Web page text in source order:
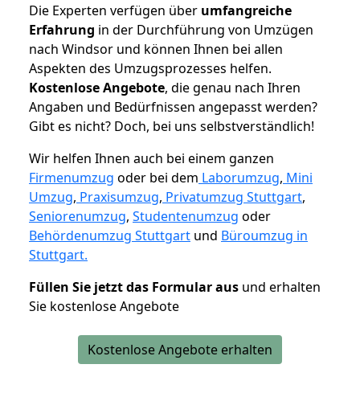
Die Experten verfügen über umfangreiche
Erfahrung in der Durchführung von Umzügen
nach Windsor und können Ihnen bei allen
Aspekten des Umzugsprozesses helfen.
Kostenlose Angebote, die genau nach Ihren
Angaben und Bedürfnissen angepasst werden?
Gibt es nicht? Doch, bei uns selbstverständlich!
Wir helfen Ihnen auch bei einem ganzen
Firmenumzug oder bei dem Laborumzug, Mini
Umzug, Praxisumzug, Privatumzug Stuttgart,
Seniorenumzug, Studentenumzug oder
Behördenumzug Stuttgart und Büroumzug in
Stuttgart.
Füllen Sie jetzt das Formular aus und erhalten
Sie kostenlose Angebote
Kostenlose Angebote erhalten